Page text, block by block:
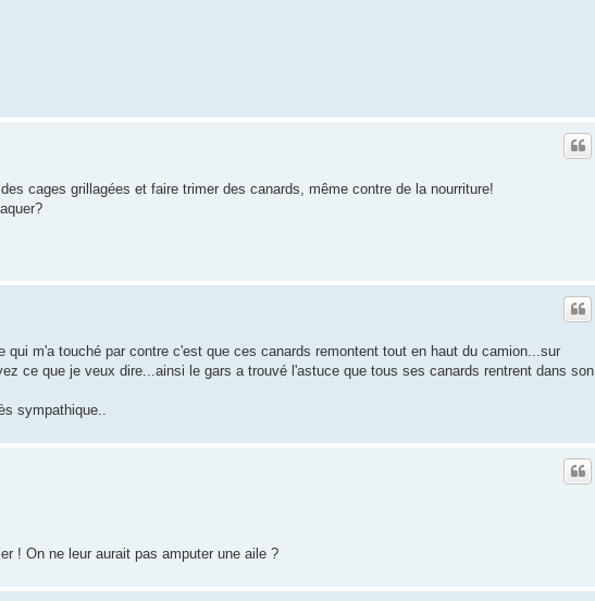
cages grillagées et faire trimer des canards, même contre de la nourriture!
m'a touché par contre c'est que ces canards remontent tout en haut du camion...sur
ce que je veux dire...ainsi le gars a trouvé l'astuce que tous ses canards rentrent dans son
sympathique..
! On ne leur aurait pas amputer une aile ?